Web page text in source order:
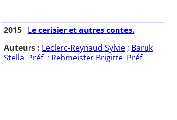
2015
Le cerisier et autres contes.
Auteurs : Leclerc-Reynaud Sylvie; Baruk
Stella. Préf. ; Rebmeister Brigitte. Préf.